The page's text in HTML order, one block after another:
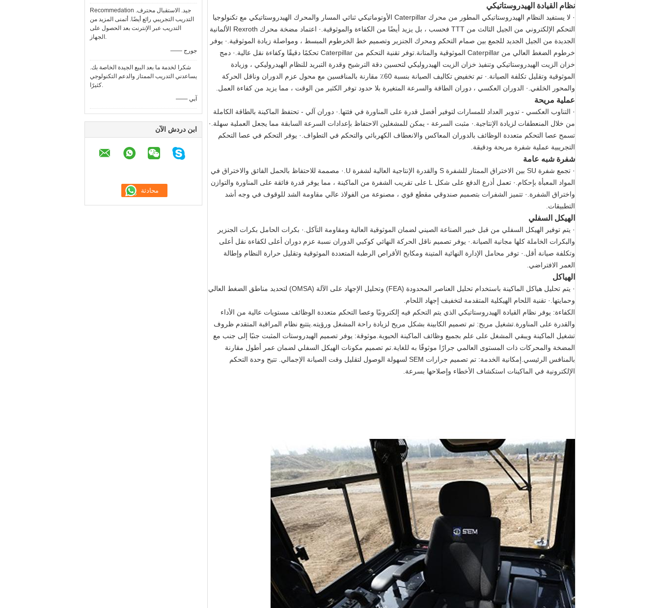
Recommedation جيد. الاستقبال محترف.
التدريب التجريبي رائع أيضًا. أتمنى المزيد من
التدريب عبر الإنترنت بعد الحصول على
الجهاز.
—— جورج
شكرا لخدمة ما بعد البيع الجيدة الخاصة بك.
يساعدني التدريب الممتاز والدعم التكنولوجي
كثيرًا.
—— آبي
ابن دردش الآن
نظام القيادة الهيدروستاتيكي
· لا يستفيد النظام الهيدروستاتيكي المطور من محرك Caterpillar الأوتوماتيكي ثنائي المسار والمحرك الهيدروستاتيكي مع تكنولوجيا
التحكم الإلكتروني من الجيل الثالث من TTT فحسب ، بل يزيد أيضًا من الكفاءة والموثوقية.· اعتماد مضخة محرك Rexroth الألمانية
الجديدة من الجيل الجديد للجمع بين صمام التحكم ومحرك الجنزير وتصميم خط الخرطوم المبسط ، ومواصلة زيادة الموثوقية.· يوفر
خرطوم الضغط العالي من Caterpillar الموثوقية والمتانة.توفر تقنية التحكم من Caterpillar تحكمًا دقيقًا وكفاءة نقل عالية.· دمج
خزان الزيت الهيدروستاتيكي وتنفيذ خزان الزيت الهيدروليكي لتحسين دقة الترشيح وقدرة التبريد للنظام الهيدروليكي ، وزيادة
الموثوقية وتقليل تكلفة الصيانة.· تم تخفيض تكاليف الصيانة بنسبة 60٪ مقارنة بالمنافسين مع محول عزم الدوران وناقل الحركة
والمحور الخلفي.· الدوران العكسي ، دوران الطاقة والسرعة المتغيرة بلا حدود توفر الكثير من الوقت ، مما يزيد من كفاءة العمل.
عملية مريحة
· التناوب العكسي - تدوير العداد للمسارات لتوفير أفضل قدرة على المناورة في فئتها.· دوران آلي - تحتفظ الماكينة بالطاقة الكاملة
من خلال المنعطفات لزيادة الإنتاجية.· مثبت السرعة - يمكن للمشغلين الاحتفاظ بإعدادات السرعة السابقة مما يجعل العملية سهلة.·
تسمح عصا التحكم متعددة الوظائف بالدوران المعاكس والانعطاف الكهربائي والتحكم في التطواف.· يوفر التحكم في عصا التحكم
التجريبية عملية شفرة مريحة ودقيقة.
شفرة شبه عامة
· تجمع شفرة SU بين الاختراق الممتاز للشفرة S والقدرة الإنتاجية العالية لشفرة U.· مصممة للاحتفاظ بالحمل الفائق والاختراق في
المواد المعبأة بإحكام.· تعمل أذرع الدفع على شكل L على تقريب الشفرة من الماكينة ، مما يوفر قدرة فائقة على المناورة والتوازن
واختراق الشفرة.· تتميز الشفرات بتصميم صندوقي مقطع قوي ، مصنوعة من الفولاذ عالي مقاومة الشد للوقوف في وجه أشد
التطبيقات.
الهيكل السفلي
· يتم توفير الهيكل السفلي من قبل خبير الصناعة الصيني لضمان الموثوقية العالية ومقاومة التآكل.· بكرات الحامل بكرات الجنزير
والبكرات الخاملة كلها مجانية الصيانة.· يوفر تصميم ناقل الحركة النهائي كوكبي الدوران نسبة عزم دوران أعلى لكفاءة نقل أعلى
وتكلفة صيانة أقل.· توفر محامل الإدارة النهائية المتينة ومكابح الأقراص الرطبة المتعددة الموثوقية وتقليل حرارة النظام وإطالة
العمر الافتراضي.
الهياكل
· يتم تحليل هياكل الماكينة باستخدام تحليل العناصر المحدودة (FEA) وتحليل الإجهاد على الآلة (OMSA) لتحديد مناطق الضغط العالي
وحمايتها.· تقنية اللحام الهيكلية المتقدمة لتخفيف إجهاد اللحام.
الكفاءة: يوفر نظام القيادة الهيدروستاتيكي الذي يتم التحكم فيه إلكترونيًا وعصا التحكم متعددة الوظائف مستويات عالية من الأداء
والقدرة على المناورة.تشغيل مريح: تم تصميم الكابينة بشكل مريح لزيادة راحة المشغل ورؤيته.يتتبع نظام المراقبة المتقدم ظروف
تشغيل الماكينة ويبقي المشغل على علم بجميع وظائف الماكينة الحيوية.موثوقة: يوفر تصميم الهيدروستات المثبت جنبًا إلى جنب مع
المضخة والمحركات ذات المستوى العالمي جرارًا موثوقًا به للغاية.تم تصميم مكونات الهيكل السفلي لضمان عمر أطول مقارنة
بالمنافس الرئيسي.إمكانية الخدمة: تم تصميم جرارات SEM لسهولة الوصول لتقليل وقت الصيانة الإجمالي. تتيح وحدة التحكم
الإلكترونية في الماكينات استكشاف الأخطاء وإصلاحها بسرعة.